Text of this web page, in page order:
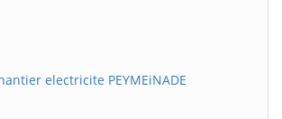
electricite PEYMEiNADE